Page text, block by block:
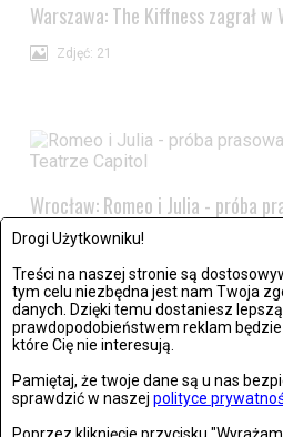
Drogi Użytkowniku!
Treści na naszej stronie są
tym celu niezbędna jest nam Twoja
danych. Dzięki temu dostaniesz
prawdopodobieństwem reklam będzie
które Cię nie interesują.
Pamiętaj, że twoje dane są u nas
sprawdzić w naszej polityce
Poprzez kliknięcie przycisku
Warszawa: The Kiffness zagrał w
Zdjęć: 21
Wrocław: Romeo i Julia - próba
Teatrze Capitol
Zdjęć: 26
Stronie Śląskie w ruinach: skutki
Zdjęć: 25